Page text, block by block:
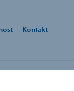
Kontakt